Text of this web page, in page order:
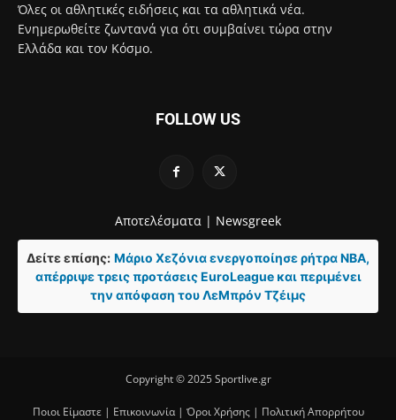
Όλες οι αθλητικές ειδήσεις και τα αθλητικά νέα.
Ενημερωθείτε ζωντανά για ότι συμβαίνει τώρα στην
Ελλάδα και τον Κόσμο.
FOLLOW US
Αποτελέσματα | Newsgreek
Δείτε επίσης: Μάριο Χεζόνια ενεργοποίησε ρήτρα NBA,
απέρριψε τρεις προτάσεις EuroLeague και περιμένει
την απόφαση του ΛεΜπρόν Τζέιμς
Copyright © 2025 Sportlive.gr
Ποιοι Είμαστε| Επικοινωνία| Όροι Χρήσης| Πολιτική Απορρήτου